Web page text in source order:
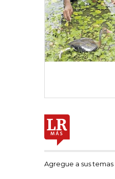
Agregue a sus